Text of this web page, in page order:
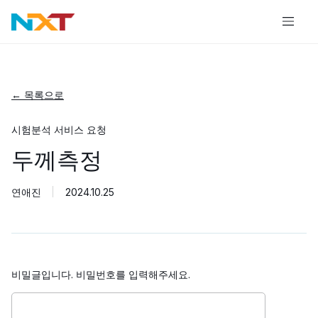
← 목록으로
시험분석 서비스 요청
두께측정
연애진 2024.10.25
비밀글입니다. 비밀번호를 입력해주세요.